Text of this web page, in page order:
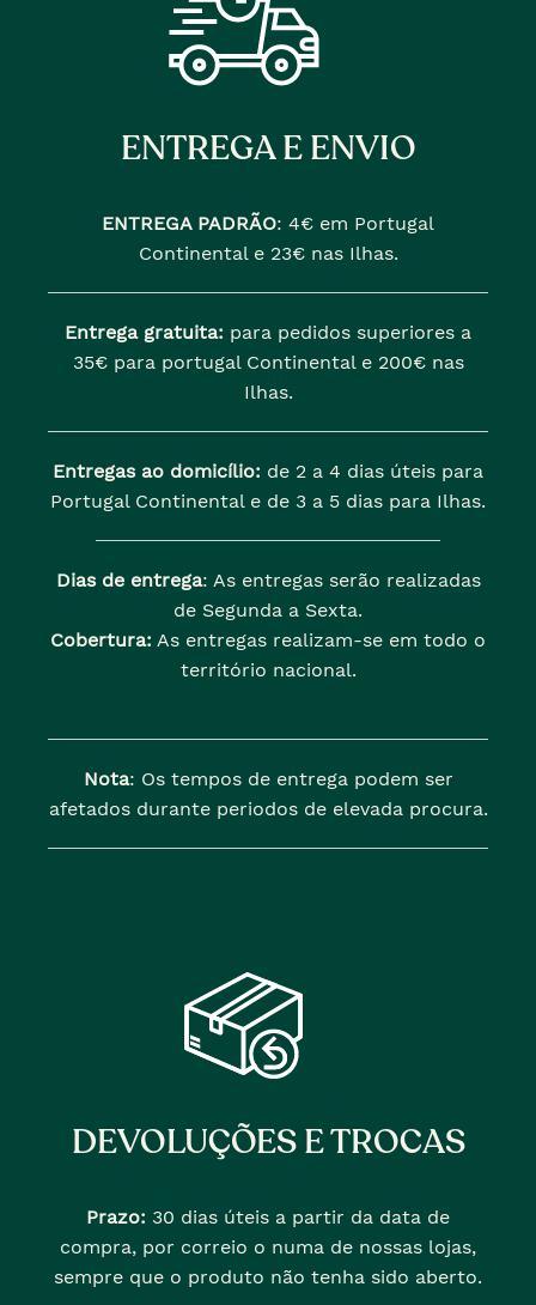
ENTREGA E ENVIO
ENTREGA PADRÃO: 4€ em Portugal
Continental e 23€ nas Ilhas.
Entrega gratuita: para pedidos superiores a
35€ para portugal Continental e 200€ nas
Ilhas.
Entregas ao domicílio: de 2 a 4 dias úteis para
Portugal Continental e de 3 a 5 dias para Ilhas.
Dias de entrega: As entregas serão realizadas
de Segunda a Sexta.
Cobertura: As entregas realizam-se em todo o
território nacional.
Nota: Os tempos de entrega podem ser
afetados durante periodos de elevada procura.
DEVOLUÇÕES E TROCAS
Prazo: 30 dias úteis a partir da data de
compra, por correio o numa de nossas lojas,
sempre que o produto não tenha sido aberto.